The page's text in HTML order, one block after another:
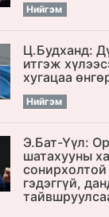
Нийгэм
Ц.Будханд:
итгэж
хугацаа
Нийгэм
Э.Бат-Үүл:
шатахууны
сонирхолтой
гэдэггүй,